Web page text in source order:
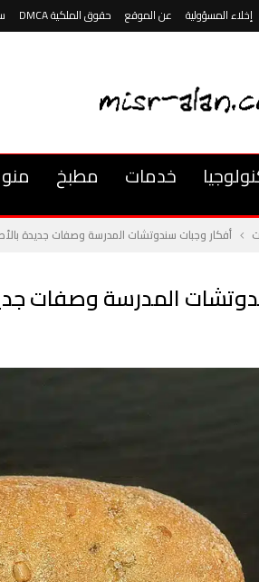
إخلاء المسؤولية عن الموقع حقوق الملكية DMCA
خدمات مطبخ
أفكار وجبات سندوتشات المدرسة وصفات جديدة
المدرسة وصفات